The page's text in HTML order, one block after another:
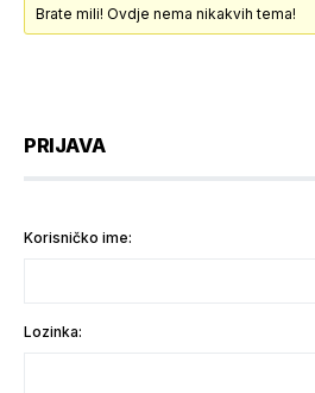
Brate mili! Ovdje nema nikakvih tema!
PRIJAVA
Korisničko ime:
Lozinka: